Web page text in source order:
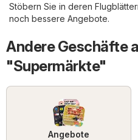
Stöbern Sie in deren
noch bessere Angebote.
Andere Geschäfte
"Supermärkte"
Angebote